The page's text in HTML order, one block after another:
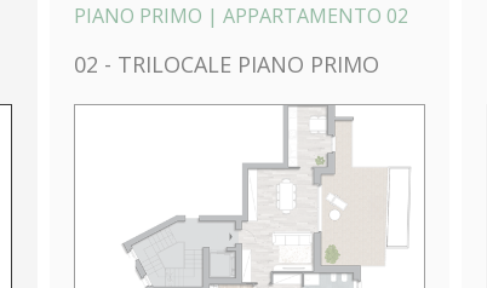
PIANO PRIMO |APPARTAMENTO 02
02 - TRILOCALE PIANO PRIMO